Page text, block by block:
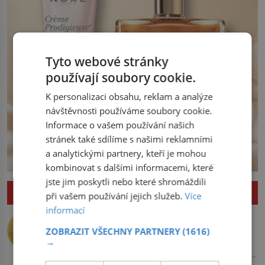
ZAJÍMAVOSTI
Chemický roztok!
Tyto webové stránky
používají soubory cookie.
K personalizaci obsahu, reklam a analýze
návštěvnosti používáme soubory cookie.
Informace o vašem používání našich
stránek také sdílíme s našimi reklamními
a analytickými partnery, kteří je mohou
kombinovat s dalšími informacemi, které
jste jim poskytli nebo které shromáždili
při vašem používání jejich služeb.Více
informací
ZOBRAZIT VŠECHNY PARTNERY(1616)
→